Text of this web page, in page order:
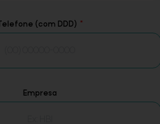
Telefone (com DDD)
Empresa